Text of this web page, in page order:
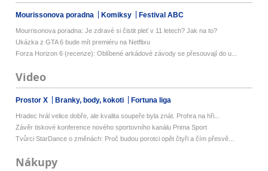
Mourissonova poradna Komiksy Festival ABC
Mourrisonova poradna: Je zdravé si čistit pleť v 11 letech? Jak na to?
Ukázka z GTA 6 bude mít premiéru na Netflixu
Forza Horizon 6 (recenze): Oblíbené arkádové závody se přesouvají do u...
Video
Prostor X Branky, body, kokoti Fortuna liga
Hradec hrál velice dobře, ale kvalita soupeře byla znát. Prohra na hři...
Závěr tiskové konference nového sportovního kanálu Prima Sport
Tvůrci StarDance o změnách: Proč budou porotci opět čtyři a čím přesvě...
Nákupy